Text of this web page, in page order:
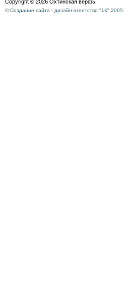
Copyright © 2026 Охтинская верфь
© Создание сайта - дизайн-агентство "1К" 2005